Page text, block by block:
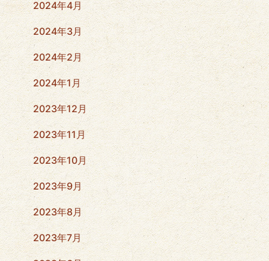
2024年4月
2024年3月
2024年2月
2024年1月
2023年12月
2023年11月
2023年10月
2023年9月
2023年8月
2023年7月